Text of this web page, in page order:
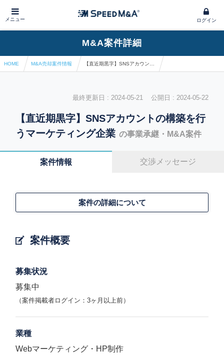
メニュー ログイン
M&A案件詳細
HOME M&A売却案件情報
最終更新日 : 2024-05-21 公開日 : 2024-05-22
【直近期黒字】SNSアカウントの構築を行
うマーケティング企業 の事業承継・M&A案件
案件情報 交渉メッセージ
案件概要
案件の詳細について
募集状況
募集中
（案件掲載者ログイン：3ヶ月以上前）
業種
Webマーケティング・HP制作